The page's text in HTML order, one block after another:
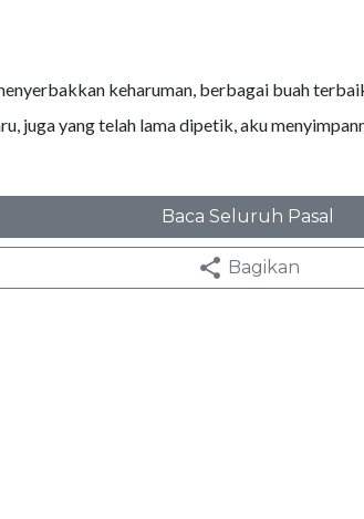
keharuman, berbagai buah
juga yang telah lama dipetik, aku
Baca Seluruh Pasal
Bagikan